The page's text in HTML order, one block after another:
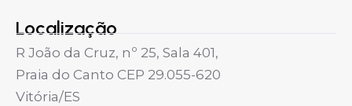
Localização
R João da Cruz, nº 25, Sala 401,
Praia do Canto CEP 29.055-620
Vitória/ES